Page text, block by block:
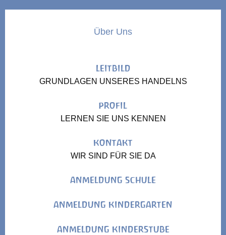
Über Uns
LEITBILD
GRUNDLAGEN UNSERES HANDELNS
PROFIL
LERNEN SIE UNS KENNEN
KONTAKT
WIR SIND FÜR SIE DA
ANMELDUNG SCHULE
ANMELDUNG KINDERGARTEN
ANMELDUNG KINDERSTUBE